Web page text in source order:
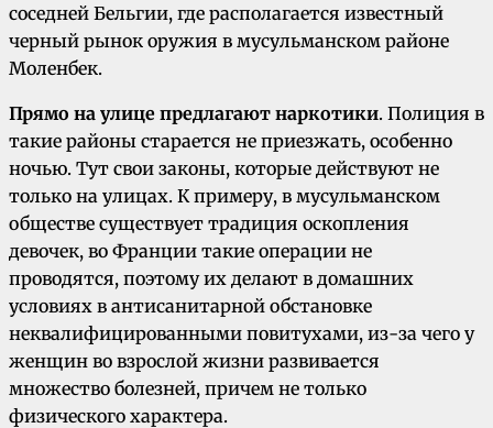
соседней Бельгии, где располагается известный
черный рынок оружия в мусульманском районе
Моленбек.
Прямо на улице предлагают наркотики. Полиция в
такие районы старается не приезжать, особенно
ночью. Тут свои законы, которые действуют не
только на улицах. К примеру, в мусульманском
обществе существует традиция оскопления
девочек, во Франции такие операции не
проводятся, поэтому их делают в домашних
условиях в антисанитарной обстановке
неквалифицированными повитухами, из-за чего у
женщин во взрослой жизни развивается
множество болезней, причем не только
физического характера.